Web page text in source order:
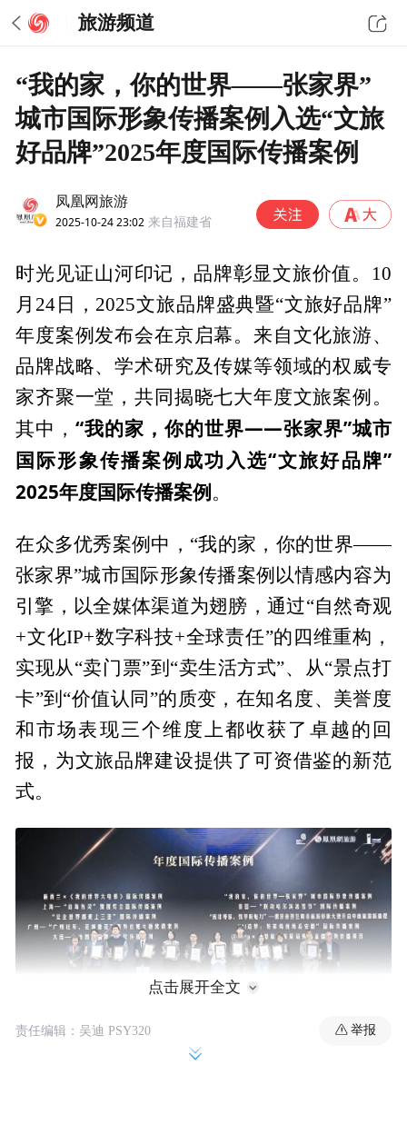
旅游频道
“我的家，你的世界——张家界”
城市国际形象传播案例入选“文旅
好品牌”2025年度国际传播案例
凤凰网旅游
2025-10-24 23:02 来自福建省
时光见证山河印记，品牌彰显文旅价值。10
月24日，2025文旅品牌盛典暨“文旅好品牌”
年度案例发布会在京启幕。来自文化旅游、
品牌战略、学术研究及传媒等领域的权威专
家齐聚一堂，共同揭晓七大年度文旅案例。
其中，“我的家，你的世界——张家界”城市
国际形象传播案例成功入选“文旅好品牌”
2025年度国际传播案例。
在众多优秀案例中，“我的家，你的世界——
张家界”城市国际形象传播案例以情感内容为
引擎，以全媒体渠道为翅膀，通过“自然奇观
+文化IP+数字科技+全球责任”的四维重构，
实现从“卖门票”到“卖生活方式”、从“景点打
卡”到“价值认同”的质变，在知名度、美誉度
和市场表现三个维度上都收获了卓越的回
报，为文旅品牌建设提供了可资借鉴的新范
式。
点击展开全文
责任编辑：吴迪 PSY320 举报